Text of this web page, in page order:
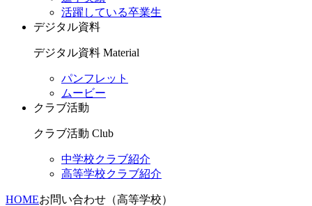
活躍している卒業生
デジタル資料
デジタル資料 Material
パンフレット
ムービー
クラブ活動
クラブ活動 Club
中学校クラブ紹介
高等学校クラブ紹介
HOMEお問い合わせ（高等学校）